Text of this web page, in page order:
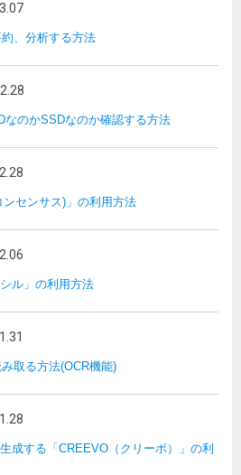
、分析する方法
なのかSSDなのか確認する方法
センサス)」の利用方法
ル」の利用方法
取る方法(OCR機能)
成する「CREEVO（クリーボ）」の利